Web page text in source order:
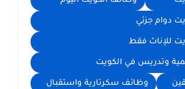
دوام جزئي
للإناث فقط
وتدريس في الكويت
وظائف سكرتارية واستقبال